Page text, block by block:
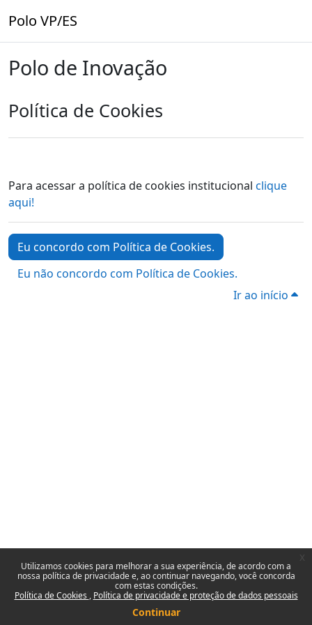
Utilizamos cookies para melhorar a sua experiência, de acordo com a
nossa política de privacidade e, ao continuar navegando, você concorda
com estas condições.
Política de Cookies
Política de privacidade e proteção de dados pessoais
Continuar
Polo VP/ES
Polo de Inovação
Política de Cookies
Para acessar a política de cookies institucional clique
aqui!
Eu concordo com Política de Cookies.
Eu não concordo com Política de Cookies.
Ir ao início